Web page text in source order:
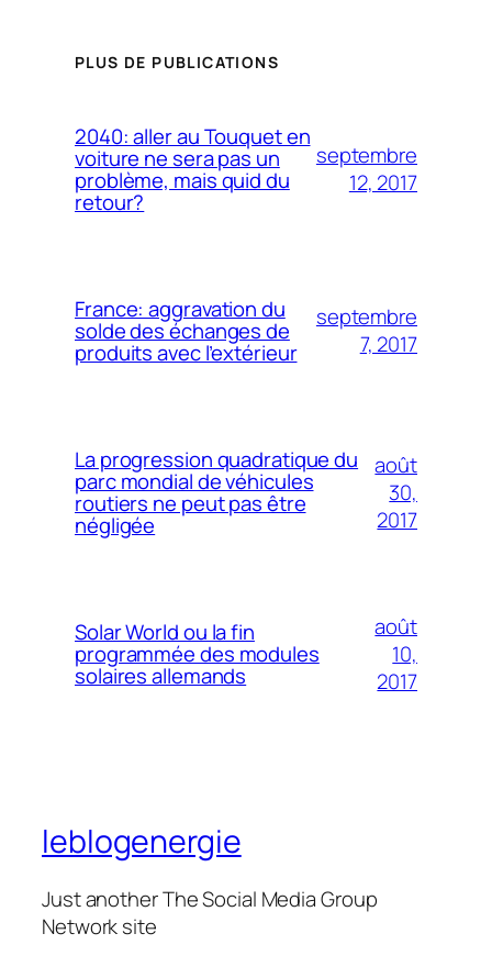
PLUS DE PUBLICATIONS
2040: aller au Touquet en
voiture ne sera pas un
problème, mais quid du
retour?
septembre
12, 2017
France: aggravation du
solde des échanges de
produits avec l’extérieur
septembre
7, 2017
La progression quadratique du
parc mondial de véhicules
routiers ne peut pas être
négligée
août
30,
2017
Solar World ou la fin
programmée des modules
solaires allemands
août
10,
2017
leblogenergie
Just another The Social Media Group
Network site